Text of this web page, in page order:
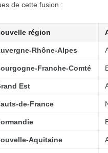
de cette fusion :
région
Rhône-Alpes
Franche-Comté
Est
de-France
Aquitaine